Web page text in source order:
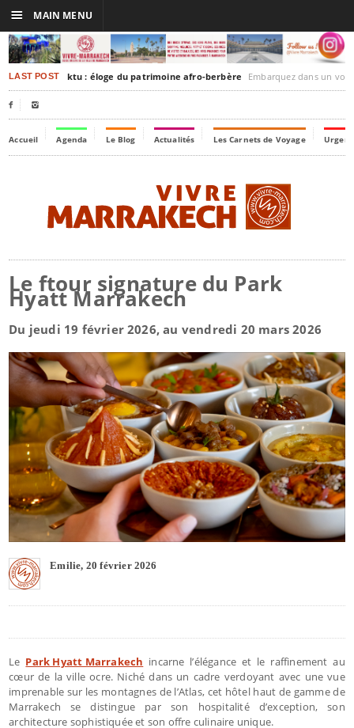
LAST POSTTimbuktu : éloge du patrimoine afro-berbère Embarquez dans un voyage culturel dans le
 
Accueil Agenda Le Blog Actualités Les Carnets de Voyage
Le ftour signature du Park
Hyatt Marrakech
Du jeudi 19 février 2026, au vendredi 20 mars 2026
Emilie, 20 février 2026
Le Park Hyatt Marrakech incarne l’élégance et le raffinement au
cœur de la ville ocre. Niché dans un cadre verdoyant avec une vue
imprenable sur les montagnes de l’Atlas, cet hôtel haut de gamme de
Marrakech se distingue par son hospitalité d’exception, son
architecture sophistiquée et son offre culinaire unique.
☰ MAIN MENU